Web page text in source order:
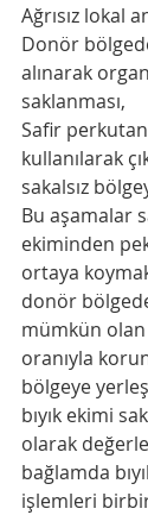
Ağrısız lokal
Donör
alınarak
saklanması,
Safir
kullanılarak
sakalsız
Bu aşamalar
ekiminden
ortaya
donör
mümkün olan
oranıyla
bölgeye
bıyık ekimi
olarak
bağlamda
işlemleri